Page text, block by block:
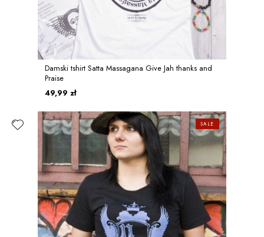
Damski tshirt Satta Massagana Give Jah thanks and
Praise
49,99 zł
SALE